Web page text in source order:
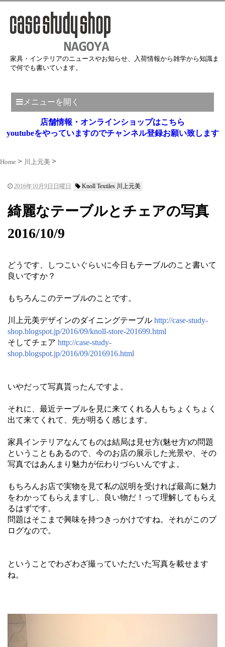
家具・インテリアのニュースやお知らせ、入荷情報から雑学から知識ま
で何でも書いています。
メニューを開く
店舗情報・オンラインショップはこちら
youtubeをやっていますのでチャンネル登録お願い致します
Home 川上元美
2016年10月9日日曜日 Knoll Textiles 川上元美
綺麗なテーブルとチェアの写真
2016/10/9
どうです、しつこいぐらいに今日もテーブルのこと書いて
良いですか？
もちろんこのテーブルのことです。
川上元美デザインのダイニングテーブル http://case-study-
shop.blogspot.jp/2016/09/knoll-store-201699.html
そしてチェア http://case-study-
shop.blogspot.jp/2016/09/2016916.html
いやだって写真貰ったんですよ。
それに、最近テーブルを見に来てくれる人もちょくちょく
出て来てくれて、先が明るく感じます。
家具インテリアなんてものは結局は見せ方(魅せ方)の問題
ということもあるので、今のお店の展示した光景や、その
写真ではあんまり魅力が伝わりづらいんですよ。
もちろんお店で実物を見て私の説明を受ければ最高に魅力
をわかってもらえますし、良い物だ！って理解してもらえ
るはずです。
問題はそこまで興味を持つきっかけですね。それがこのブ
ログなので。
ということでわざわざ撮っていただいた写真を載せます
ね。